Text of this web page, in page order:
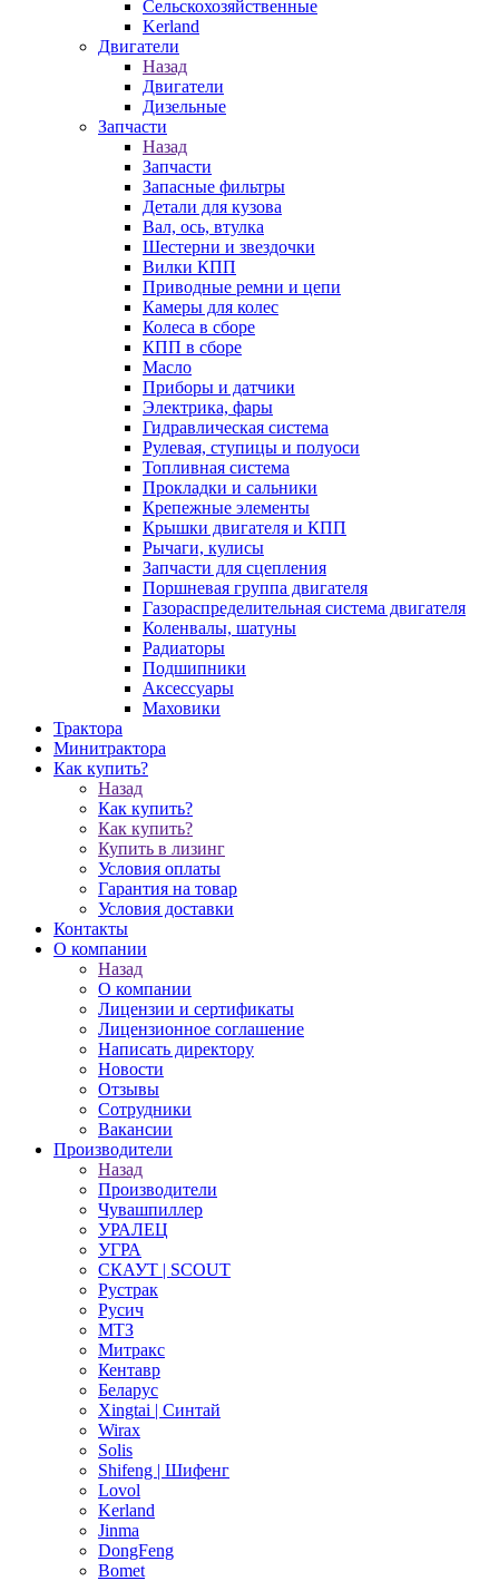
Сельскохозяйственные
Kerland
Двигатели
Назад
Двигатели
Дизельные
Запчасти
Назад
Запчасти
Запасные фильтры
Детали для кузова
Вал, ось, втулка
Шестерни и звездочки
Вилки КПП
Приводные ремни и цепи
Камеры для колес
Колеса в сборе
КПП в сборе
Масло
Приборы и датчики
Электрика, фары
Гидравлическая система
Рулевая, ступицы и полуоси
Топливная система
Прокладки и сальники
Крепежные элементы
Крышки двигателя и КПП
Рычаги, кулисы
Запчасти для сцепления
Поршневая группа двигателя
Газораспределительная система двигателя
Коленвалы, шатуны
Радиаторы
Подшипники
Аксессуары
Маховики
Трактора
Минитрактора
Как купить?
Назад
Как купить?
Как купить?
Купить в лизинг
Условия оплаты
Гарантия на товар
Условия доставки
Контакты
О компании
Назад
О компании
Лицензии и сертификаты
Лицензионное соглашение
Написать директору
Новости
Отзывы
Сотрудники
Вакансии
Производители
Назад
Производители
Чувашпиллер
УРАЛЕЦ
УГРА
СКАУТ | SCOUT
Рустрак
Русич
МТЗ
Митракс
Кентавр
Беларус
Xingtai | Синтай
Wirax
Solis
Shifeng | Шифенг
Lovol
Kerland
Jinma
DongFeng
Bomet